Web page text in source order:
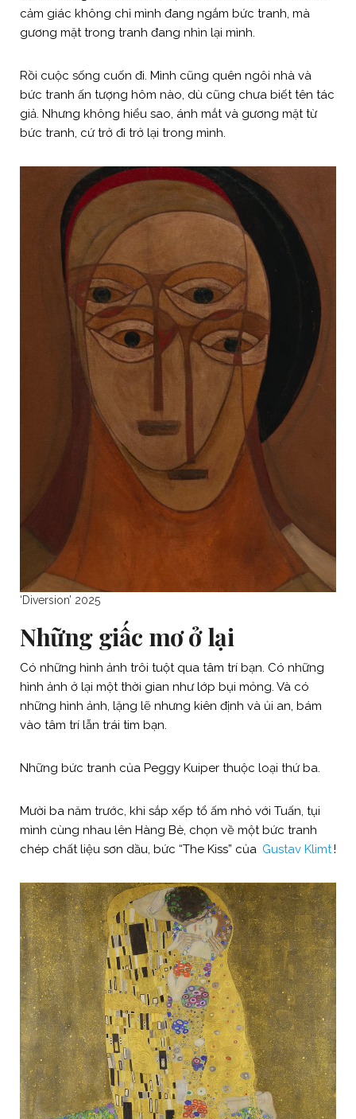
cảm giác không chỉ mình đang ngắm bức tranh, mà
gương mặt trong tranh đang nhìn lại mình.
Rồi cuộc sống cuốn đi. Mình cũng quên ngôi nhà và
bức tranh ấn tượng hôm nào, dù cũng chưa biết tên tác
giả. Nhưng không hiểu sao, ánh mắt và gương mặt từ
bức tranh, cứ trở đi trở lại trong mình.
‘Diversion’ 2025
Những giấc mơ ở lại
Có những hình ảnh trôi tuột qua tâm trí bạn. Có những
hình ảnh ở lại một thời gian như lớp bụi mỏng. Và có
những hình ảnh, lặng lẽ nhưng kiên định và ủi an, bám
vào tâm trí lẫn trái tim bạn.
Những bức tranh của Peggy Kuiper thuộc loại thứ ba.
Mười ba năm trước, khi sắp xếp tổ ấm nhỏ với Tuấn, tụi
mình cùng nhau lên Hàng Bè, chọn về một bức tranh
chép chất liệu sơn dầu, bức “The Kiss” của Gustav Klimt!